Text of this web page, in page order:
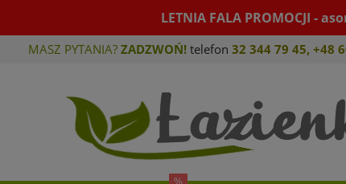
LETNIA FALA PROMOCJI -
MASZ PYTANIA? ZADZWOŃ! telefon 32 344 79 45, +48